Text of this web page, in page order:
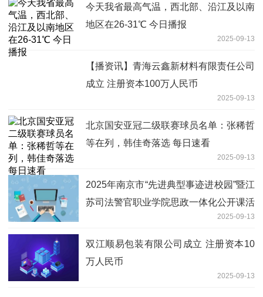
今天我省最高气温，西北部、沿江及以南
地区在26-31℃ 今日播报
2025-09-13
【播资讯】青海云鑫新材料有限责任公司
成立 注册资本100万人民币
2025-09-13
北京国安亚冠二级联赛球员名单：张稀哲
等在列，韩佳奇落选 每日速看
2025-09-13
2025年南京市“先进典型事迹进校园”暨江
苏司法警官职业学院思政一体化公开课活
2025-09-13
双江顺易包装有限公司成立 注册资本10
万人民币
2025-09-13